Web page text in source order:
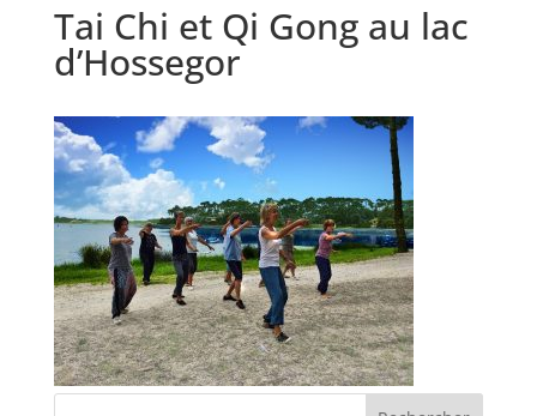
Tai Chi et Qi Gong au lac
d’Hossegor